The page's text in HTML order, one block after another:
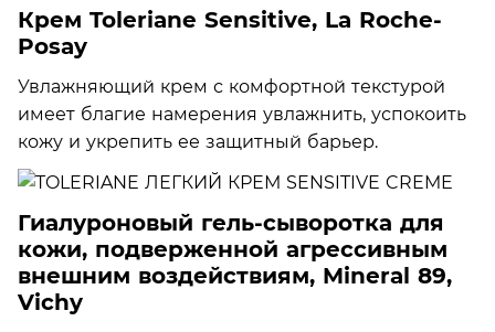
Крем Toleriane Sensitive, La Roche-
Posay
Увлажняющий крем с комфортной текстурой
имеет благие намерения увлажнить, успокоить
кожу и укрепить ее защитный барьер.
Гиалуроновый гель-сыворотка для
кожи, подверженной агрессивным
внешним воздействиям, Mineral 89,
Vichy